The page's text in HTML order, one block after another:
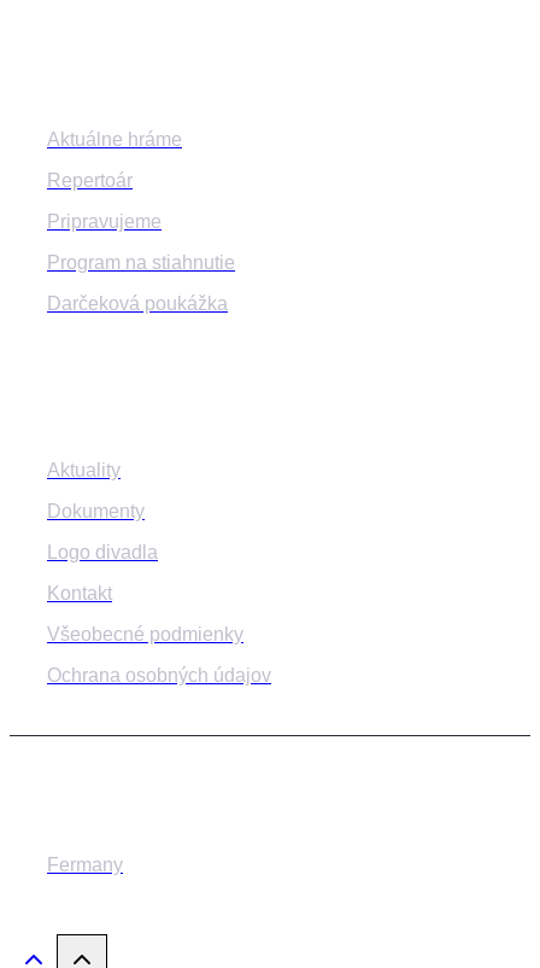
Aktuálne hráme
Repertoár
Pripravujeme
Program na stiahnutie
Darčeková poukážka
Aktuality
Dokumenty
Logo divadla
Kontakt
Všeobecné podmienky
Ochrana osobných údajov
Fermany